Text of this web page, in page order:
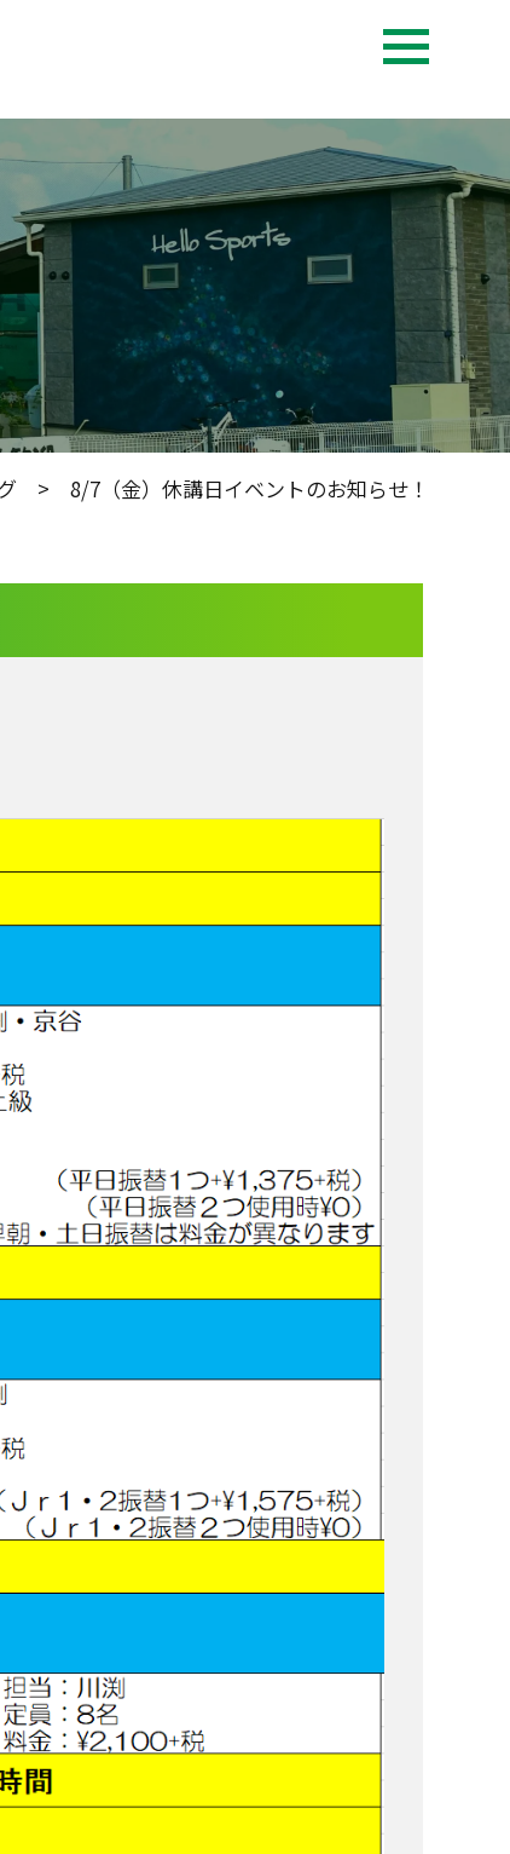
> 8/7（金）休講日イベントのお知らせ！